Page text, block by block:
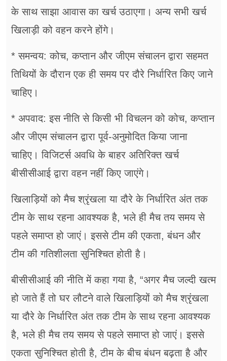
के साथ साझा आवास का खर्च उठाएगा। अन्य सभी खर्च
खिलाड़ी को वहन करने होंगे।
* समन्वय: कोच, कप्तान और जीएम संचालन द्वारा सहमत
तिथियों के दौरान एक ही समय पर दौरे निर्धारित किए जाने
चाहिए।
* अपवाद: इस नीति से किसी भी विचलन को कोच, कप्तान
और जीएम संचालन द्वारा पूर्व-अनुमोदित किया जाना
चाहिए। विजिटर्स अवधि के बाहर अतिरिक्त खर्च
बीसीसीआई द्वारा वहन नहीं किए जाएंगे।
खिलाड़ियों को मैच श्रृंखला या दौरे के निर्धारित अंत तक
टीम के साथ रहना आवश्यक है, भले ही मैच तय समय से
पहले समाप्त हो जाएं। इससे टीम की एकता, बंधन और
टीम की गतिशीलता सुनिश्चित होती है।
बीसीसीआई की नीति में कहा गया है, “अगर मैच जल्दी खत्म
हो जाते हैं तो घर लौटने वाले खिलाड़ियों को मैच श्रृंखला
या दौरे के निर्धारित अंत तक टीम के साथ रहना आवश्यक
है, भले ही मैच तय समय से पहले समाप्त हो जाएं। इससे
एकता सुनिश्चित होती है, टीम के बीच बंधन बढ़ता है और